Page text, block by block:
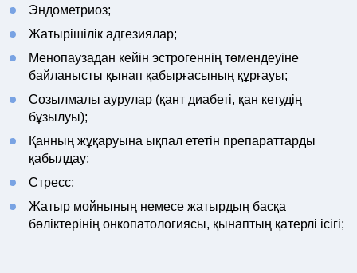
Эндометриоз;
Жатырішілік адгезиялар;
Менопаузадан кейін эстрогеннің төмендеуіне
байланысты қынап қабырғасының құрғауы;
Созылмалы аурулар (қант диабеті, қан кетудің
бұзылуы);
Қанның жұқаруына ықпал ететін препараттарды
қабылдау;
Стресс;
Жатыр мойнының немесе жатырдың басқа
бөліктерінің онкопатологиясы, қынаптың қатерлі ісігі;